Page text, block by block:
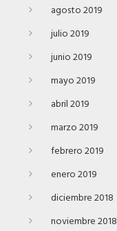
agosto 2019
julio 2019
junio 2019
mayo 2019
abril 2019
marzo 2019
febrero 2019
enero 2019
diciembre 2018
noviembre 2018